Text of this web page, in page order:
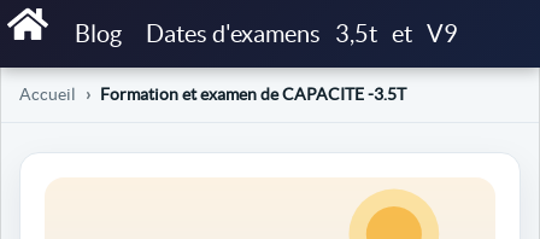
Blog Dates d'examens 3,5t et V9
Accueil Formation et examen de CAPACITE -3.5T